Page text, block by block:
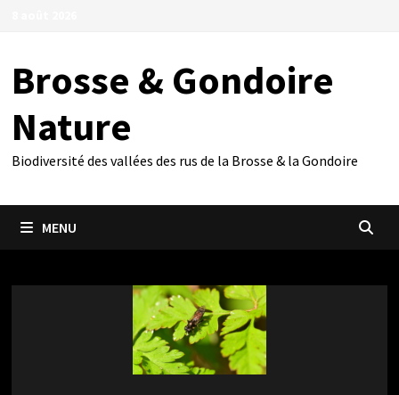
Brosse & Gondoire
Nature
Biodiversité des vallées des rus de la Brosse & la Gondoire
MENU